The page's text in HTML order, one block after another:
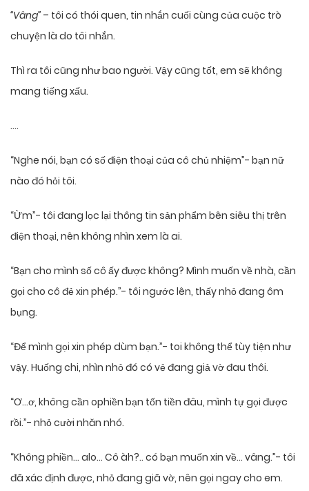
“Vâng” – tôi có thói quen, tin nhắn cuối cùng của cuộc trò
chuyện là do tôi nhắn.
Thì ra tôi cũng như bao người. Vậy cũng tốt, em sẽ không
mang tiếng xấu.
….
“Nghe nói, bạn có số điện thoại của cô chủ nhiệm”- bạn nữ
nào đó hỏi tôi.
“Ừm”- tôi đang lọc lại thông tin sản phẩm bên siêu thị trên
điện thoại, nên không nhìn xem là ai.
“Bạn cho mình số cô ấy được không? Mình muốn về nhà, cần
gọi cho cô đẻ xin phép.”- tôi ngước lên, thấy nhỏ đang ôm
bụng.
“Để mình gọi xin phép dùm bạn.”- toi không thể tùy tiện như
vậy. Huống chi, nhìn nhỏ đó có vẻ đang giả vờ đau thôi.
“Ơ…ơ, không cần ophiền bạn tốn tiền đâu, mình tự gọi được
rồi.”- nhỏ cười nhăn nhó.
“Không phiền… alo… Cô àh?.. có bạn muốn xin về… vâng.”- tôi
đã xác định được, nhỏ đang giã vờ, nên gọi ngay cho em.